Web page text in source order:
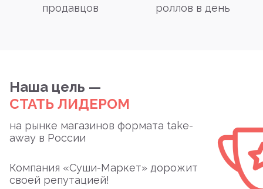
продавцов роллов в день
Наша цель —
СТАТЬ ЛИДЕРОМ
на рынке магазинов формата take-
away в России
Компания «Суши-Маркет» дорожит
своей репутацией!